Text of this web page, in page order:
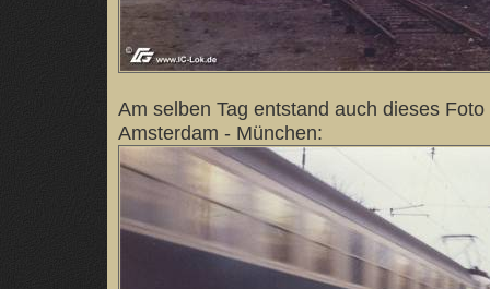
Am selben Tag entstand auch dieses
Amsterdam - München: